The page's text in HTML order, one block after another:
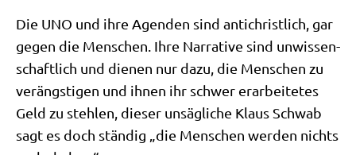
Die UNO und ihre Agen­den sind anti­christ­lich, gar
gegen die Men­schen. Ihre Nar­ra­ti­ve sind unwis­sen­
schaft­lich und die­nen nur dazu, die Men­schen zu
ver­äng­sti­gen und ihnen ihr schwer erar­bei­te­tes
Geld zu steh­len, die­ser unsäg­li­che Klaus Schwab
sagt es doch stän­dig „die Men­schen wer­den nichts